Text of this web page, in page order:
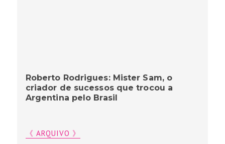
Roberto Rodrigues: Mister Sam, o
criador de sucessos que trocou a
Argentina pelo Brasil
《 ARQUIVO 》